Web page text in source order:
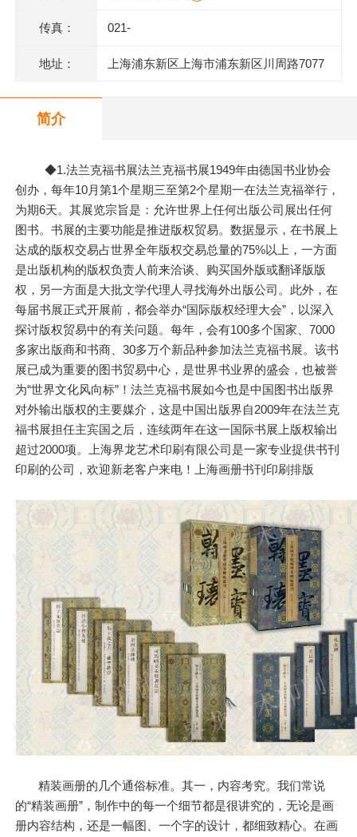
传真： 021-
地址： 上海浦东新区上海市浦东新区川周路7077
简介
◆1.法兰克福书展法兰克福书展1949年由德国书业协会
创办，每年10月第1个星期三至第2个星期一在法兰克福举行，
为期6天。其展览宗旨是：允许世界上任何出版公司展出任何
图书。书展的主要功能是推进版权贸易。数据显示，在书展上
达成的版权交易占世界全年版权交易总量的75%以上，一方面
是出版机构的版权负责人前来洽谈、购买国外版或翻译版版
权，另一方面是大批文学代理人寻找海外出版公司。此外，在
每届书展正式开展前，都会举办“国际版权经理大会”，以深入
探讨版权贸易中的有关问题。每年，会有100多个国家、7000
多家出版商和书商、30多万个新品种参加法兰克福书展。该书
展已成为重要的图书贸易中心，是世界书业界的盛会，也被誉
为“世界文化风向标”！法兰克福书展如今也是中国图书出版界
对外输出版权的主要媒介，这是中国出版界自2009年在法兰克
福书展担任主宾国之后，连续两年在这一国际书展上版权输出
超过2000项。上海界龙艺术印刷有限公司是一家专业提供书刊
印刷的公司，欢迎新老客户来电！上海画册书刊印刷排版
精装画册的几个通俗标准。其一，内容考究。我们常说
的“精装画册”，制作中的每一个细节都是很讲究的，无论是画
册内容结构，还是一幅图、一个字的设计，都细致精心。在画